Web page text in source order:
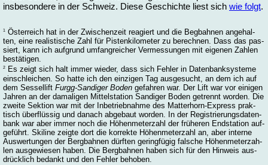
ins­be­son­de­re in der Schweiz. Die­se Ge­schich­te liest sich wie folgt.
1 Ös­ter­reich hat in der Zwi­schen­zeit rea­giert und die Beg­bah­nen an­ge­hal­
ten, ei­ne rea­lis­ti­sche Zahl für Pis­ten­ki­lo­me­ter zu be­rech­nen. Dass das pas­
siert, kann ich auf­grund um­fang­rei­cher Ver­mes­sun­gen mit ei­ge­nen Zah­len
be­stä­ti­gen.
2
Es zeigt sich halt im­mer wie­der, dass sich Feh­ler in Da­ten­bank­sys­te­me
ein­schlei­chen. So hat­te ich den ein­zi­gen Tag aus­ge­sucht, an dem ich auf
dem Ses­sel­lift Furgg-San­di­ger Bo­den ge­fah­ren war. Der Lift war vor ei­ni­gen
Jah­ren an der da­ma­li­gen Mit­tel­sta­ti­on San­di­ger Bo­den ge­trennt wor­den. Die
zwei­te Sek­ti­on war mit der In­be­trieb­nah­me des Mat­ter­horn-Express prak­
tisch über­flüs­sig und da­nach ab­ge­baut wor­den. In der Re­gis­trie­rungs­da­ten­
bank war aber im­mer noch die Hö­hen­me­ter­zahl der frü­he­ren End­sta­ti­on auf­
ge­führt. Ski­line zeig­te dort die kor­rek­te Hö­hen­me­ter­zahl an, aber in­ter­ne
Aus­wer­tun­gen der Berg­bah­nen dürf­ten ge­ring­fü­gig falsche Hö­hen­me­ter­zah­
len aus­ge­wie­sen ha­ben. Die Berg­bah­nen ha­ben sich für den Hin­weis aus­
drück­lich be­dankt und den Feh­ler be­ho­ben.